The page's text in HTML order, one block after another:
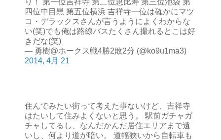
り！ 第一位吉祥寺 第二位恵比寿 第三位池袋 第
四位中目黒 第五位横浜 吉祥寺一位は確かにマツ
コ・デラックスさんが言うようによくわからな
い(笑)でも俺は路線バスたくさん撮れるとこは好
きだな(笑)
— 勇樹@ホークス戦4勝2敗2分 (@ko9u1ma3)
2014, 4月 21
住んでみたい街って考えた事ないけど、吉祥寺
はたいして住みよくないと思う。 駅前ガチャガ
チャしてるし、なんだかんだ居住エリアまで遠
いし、何より道が暗い。 道幅狭いから自転車も